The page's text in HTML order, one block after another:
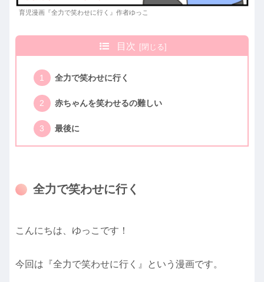
育児漫画『全力で笑わせに行く』作者ゆっこ
目次
全力で笑わせに行く
赤ちゃんを笑わせるの難しい
最後に
全力で笑わせに行く
こんにちは、ゆっこです！
今回は『全力で笑わせに行く』という漫画です。